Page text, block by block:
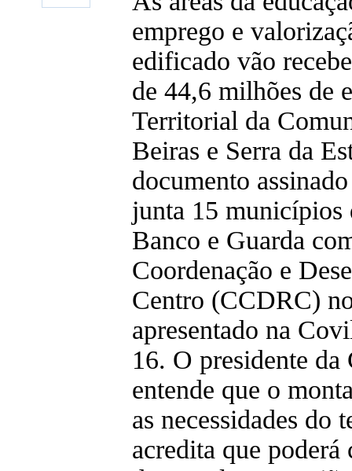
emprego e
edificado vão
de 44,6 milhões de
Territorial da
Beiras e Serra da
documento
junta 15 municípios
Banco e Guarda
Coordenação e
Centro (CCDRC)
apresentado na
16. O presidente
entende que o
as necessidades do
acredita que